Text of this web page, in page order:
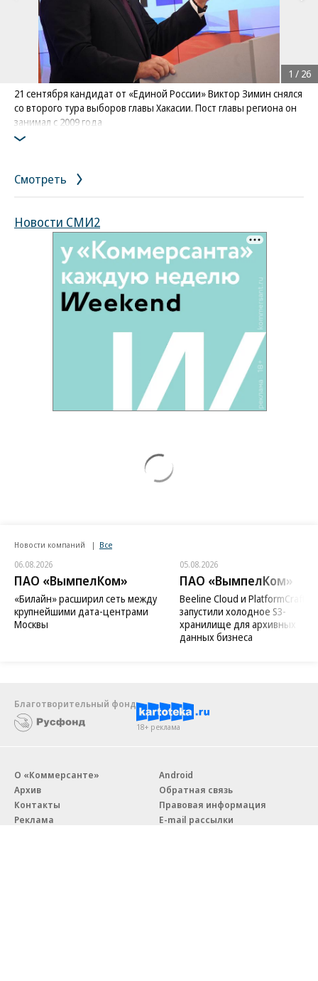
21 сентября кандидат от «Единой России» Виктор Зимин снялся
со второго тура выборов главы Хакасии. Пост главы региона он
занимал с 2009 года
Фото: Коммерсантъ / Анатолий Жданов
1 / 26
Смотреть
Новости СМИ2
Новости компаний Все
06.08.2026
ПАО «ВымпелКом»
«Билайн» расширил сеть между
крупнейшими дата-центрами
Москвы
05.08.2026
ПАО «ВымпелКом»
Beeline Cloud и PlatformCraft
запустили холодное S3-
хранилище для архивных
данных бизнеса
Благотворительный фонд
18+ реклама
О «Коммерсанте»
Архив
Контакты
Реклама
Android
Обратная связь
Правовая информация
E-mail рассылки